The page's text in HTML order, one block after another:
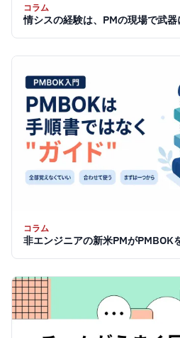
コラム
情シスの経験は、PMの現場で武器
コラム
非エンジニアの新米PMがPMBOK